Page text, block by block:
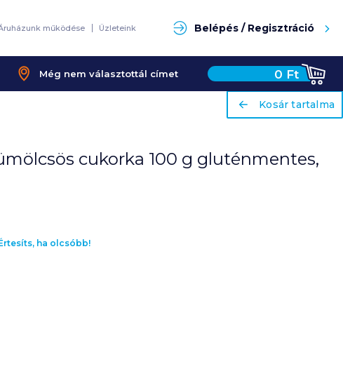
működése Üzleteink Belépés / Regisztráció
Még nem választottál címet 0 Ft
ariaLabel
Kosár tartalma
ariaLabelKosár tartalma
cukorka 100 g gluténmentes,
ha olcsóbb!